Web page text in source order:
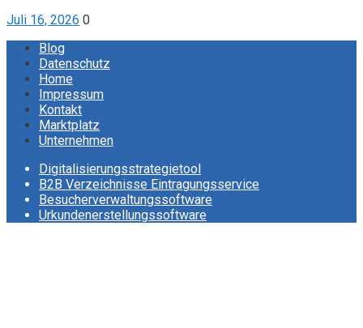
Juli 16, 2026 0
Blog
Datenschutz
Home
Impressum
Kontakt
Marktplatz
Unternehmen
Digitalisierungsstrategietool
B2B Verzeichnisse Eintragungsservice
Besucherverwaltungssoftware
Urkundenerstellungssoftware